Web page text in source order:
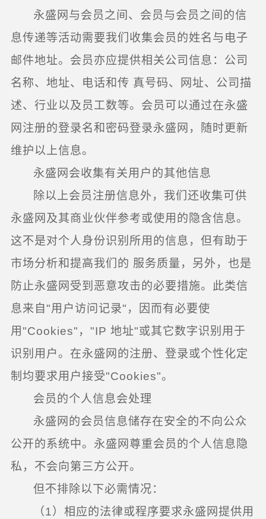
永盛网与会员之间、会员与会员之间的信
息传递等活动需要我们收集会员的姓名与电子
邮件地址。会员亦应提供相关公司信息：公司
名称、地址、电话和传 真号码、网址、公司描
述、行业以及员工数等。会员可以通过在永盛
网注册的登录名和密码登录永盛网，随时更新
维护以上信息。
永盛网会收集有关用户的其他信息
除以上会员注册信息外，我们还收集可供
永盛网及其商业伙伴参考或使用的隐含信息。
这不是对个人身份识别所用的信息，但有助于
市场分析和提高我们的 服务质量，另外，也是
防止永盛网受到恶意攻击的必要措施。此类信
息来自"用户访问记录"，因而有必要使
用"Cookies"，"IP 地址"或其它数字识别用于
识别用户。在永盛网的注册、登录或个性化定
制均要求用户接受"Cookies"。
会员的个人信息会处理
永盛网的会员信息储存在安全的不向公众
公开的系统中。永盛网尊重会员的个人信息隐
私，不会向第三方公开。
但不排除以下必需情况：
（1）相应的法律或程序要求永盛网提供用